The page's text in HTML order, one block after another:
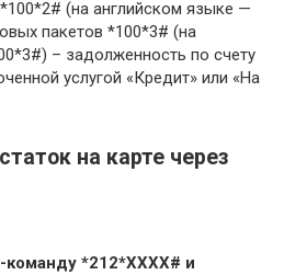
(на английском языке —
пакетов *100*3# (на
– задолженность по счету
услугой «Кредит» или «На
на карте через
команду *212*ХХХХ# и